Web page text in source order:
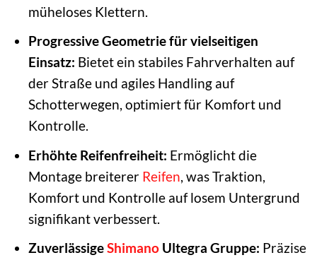
müheloses Klettern.
Progressive Geometrie für vielseitigen
Einsatz: Bietet ein stabiles Fahrverhalten auf
der Straße und agiles Handling auf
Schotterwegen, optimiert für Komfort und
Kontrolle.
Erhöhte Reifenfreiheit: Ermöglicht die
Montage breiterer Reifen, was Traktion,
Komfort und Kontrolle auf losem Untergrund
signifikant verbessert.
ZuverlässigeShimanoUltegra Gruppe: Präzise